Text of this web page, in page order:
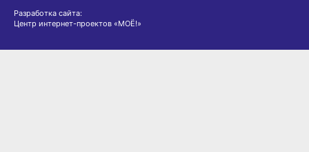
Разработка сайта:
Центр интернет-проектов «МОЁ!»